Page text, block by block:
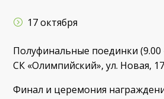
17 октября
Полуфинальные поединки (9.00
СК «Олимпийский», ул. Новая,
Финал и церемония